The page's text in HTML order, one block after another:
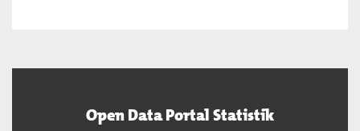
Open Data Portal Statistik